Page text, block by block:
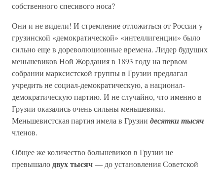
собственного спесивого носа?
Они и не видели! И стремление отложиться от России у
грузинской «демократической» «интеллигенции» было
сильно еще в дореволюционные времена. Лидер будущих
меньшевиков Ной Жордания в 1893 году на первом
собрании марксистской группы в Грузии предлагал
учредить не социал-демократическую, а национал-
демократическую партию. И не случайно, что именно в
Грузии оказались очень сильны меньшевики.
Меньшевистская партия имела в Грузии десятки тысяч
членов.
Общее же количество большевиков в Грузии не
превышалодвух тысяч— до установления Советской